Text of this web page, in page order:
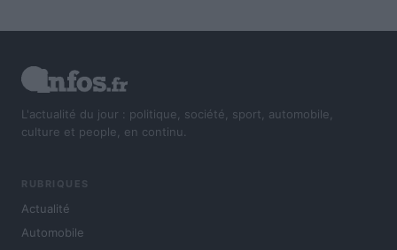
L'actualité du jour : politique, société, sport, automobile,
culture et people, en continu.
RUBRIQUES
Actualité
Automobile